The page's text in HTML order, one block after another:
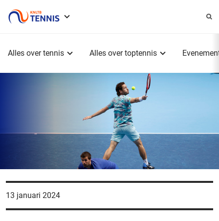
Alles over tennis Alles over toptennis
13 januari 2024